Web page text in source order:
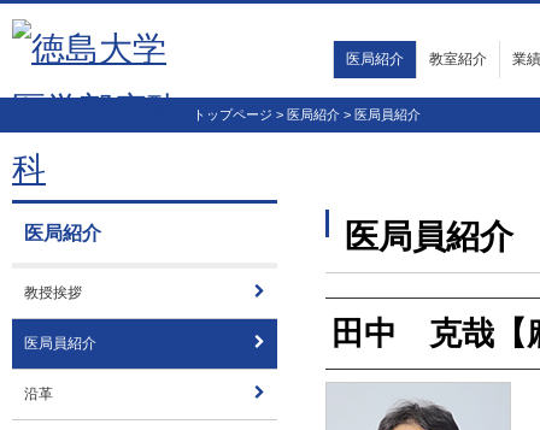
医局紹介
教授挨拶
医局員紹介
沿革
勤務支援・復帰制度について
講座について
教室紹介
臨床
教育
抄読会
業
科
そ
トップページ > 医局紹介 > 医局員紹介
医局員紹介
田中 克哉【
医局紹介
教授挨拶
医局員紹介
沿革